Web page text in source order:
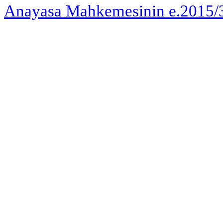
Anayasa Mahkemesinin e.2015/